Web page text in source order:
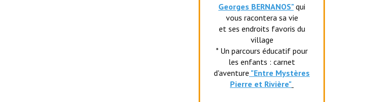
Georges BERNANOS" qui
vous racontera sa vie
et ses endroits favoris du
village
* Un parcours éducatif pour
les enfants : carnet
d'aventure "Entre Mystères
Pierre et Rivière"